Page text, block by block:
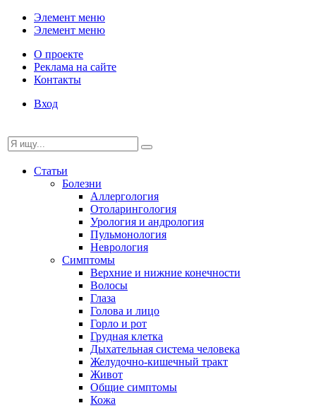
Элемент меню
Элемент меню
О проекте
Реклама на сайте
Контакты
Вход
Статьи
Болезни
Аллергология
Отоларингология
Урология и андрология
Пульмонология
Неврология
Симптомы
Верхние и нижние конечности
Волосы
Глаза
Голова и лицо
Горло и рот
Грудная клетка
Дыхательная система человека
Желудочно-кишечный тракт
Живот
Общие симптомы
Кожа